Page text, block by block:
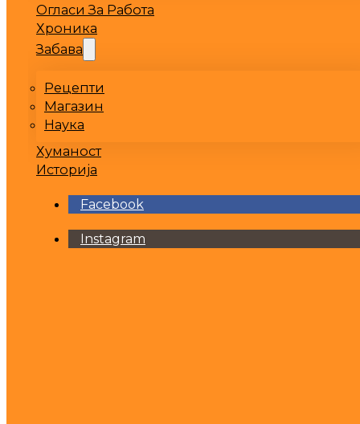
Огласи За Работа
Хроника
Забава
Рецепти
Магазин
Наука
Хуманост
Историја
Facebook
Instagram